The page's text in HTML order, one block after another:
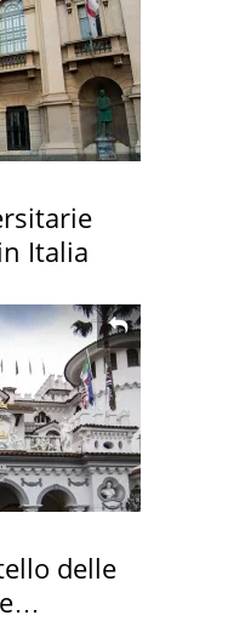
Italia
delle